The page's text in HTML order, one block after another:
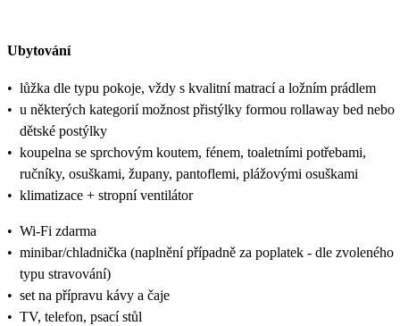
Ubytování
• lůžka dle typu pokoje, vždy s kvalitní matrací a ložním prádlem
• u některých kategorií možnost přistýlky formou rollaway bed nebo
dětské postýlky
• koupelna se sprchovým koutem, fénem, toaletními potřebami,
ručníky, osuškami, župany, pantoflemi, plážovými osuškami
• klimatizace + stropní ventilátor
• Wi-Fi zdarma
• minibar/chladnička (naplnění případně za poplatek - dle zvoleného
typu stravování)
• set na přípravu kávy a čaje
• TV, telefon, psací stůl